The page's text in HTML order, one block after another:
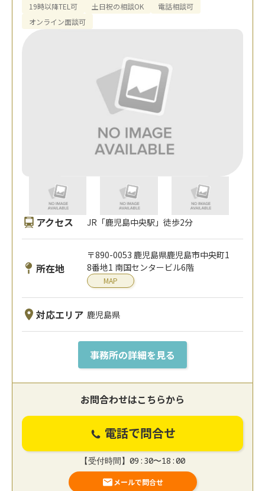
19時以降TEL可 土日祝の相談OK
電話相談可
オンライン面談可
アクセス JR「鹿児島中央駅」徒歩2分
所在地
〒890-0053 鹿児島県鹿児島市中央町1
8番地1 南国センタービル6階
MAP
対応エリア 鹿児島県
事務所の詳細を見る
お問合わせはこちらから
電話で問合せ
【受付時間】09:30〜18:00
メールで問合せ